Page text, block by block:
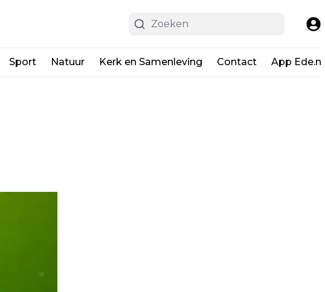
Sport Natuur Kerk en Samenleving Contact App